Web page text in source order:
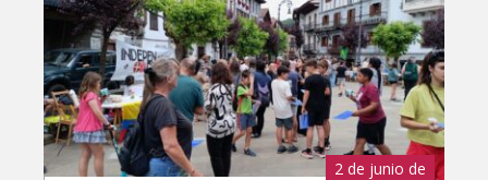
2 de junio de